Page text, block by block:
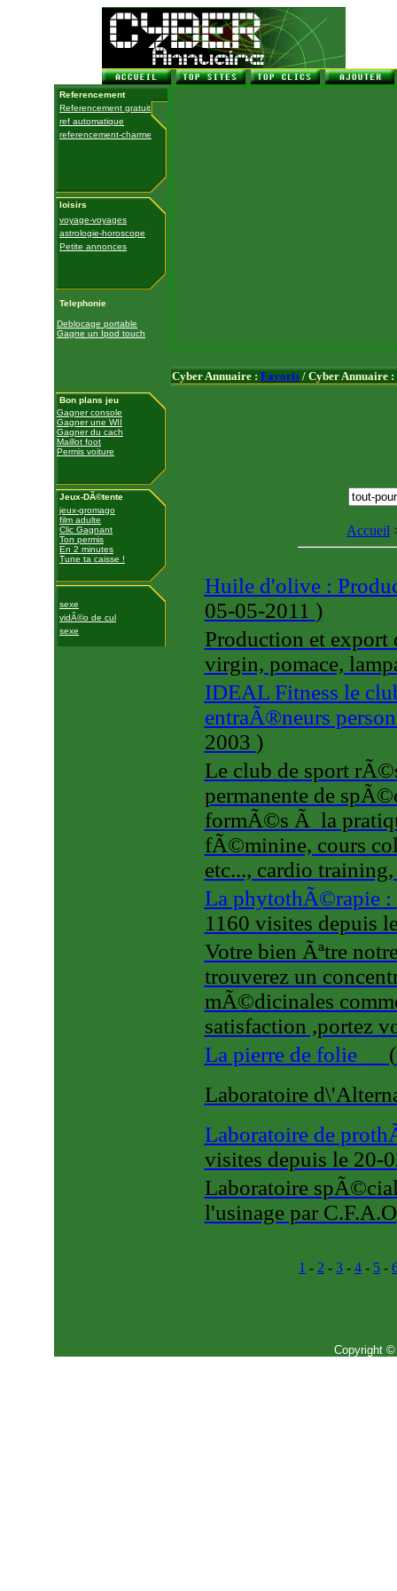
Referencement
Referencement gratuit
ref automatique
referencement-charme
loisirs
voyage-voyages
astrologie-horoscope
Petite annonces
Telephonie
Deblocage portable
Gagne un Ipod touch
Bon plans jeu
Gagner console
Gagner une WII
Gagner du cach
Maillot foot
Permis voiture
Jeux-DÃ©tente
jeux-gromago
film adulte
Clic Gagnant
Ton permis
En 2 minutes
Tune ta caisse !
sexe
vidÃ©o de cul
sexe
Cyber Annuaire : Favoris / Cyber Annuaire :
Accueil
Huile d'olive :
05-05-2011 )
Production et
virgin, pomace,
IDEAL Fitness le
entraÃ®neurs
2003 )
Le club de sport
permanente de
formÃ©s Ã la
fÃ©minine, cours
etc..., cardio training,
La phytothÃ©rapie
1160 visites depuis
Votre bien Ãªtre
trouverez un
mÃ©dicinales
satisfaction ,portez
La pierre de folie
(
Laboratoire
Laboratoire de
visites depuis le 20-
Laboratoire
l'usinage par C.F.A.O
1 - 2 - 3 - 4 - 5 -
Copyright